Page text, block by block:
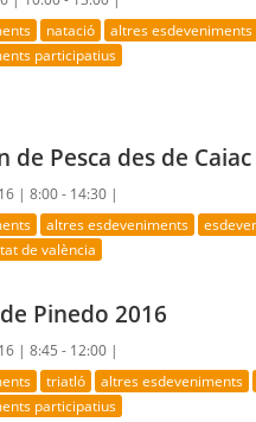
natació altres esdeveniments
participatius
de Pesca des de
|8:00 - 14:30 |
altres esdeveniments
de valència
Pinedo 2016
|8:45 - 12:00 |
triatló altres esdeveniments
participatius